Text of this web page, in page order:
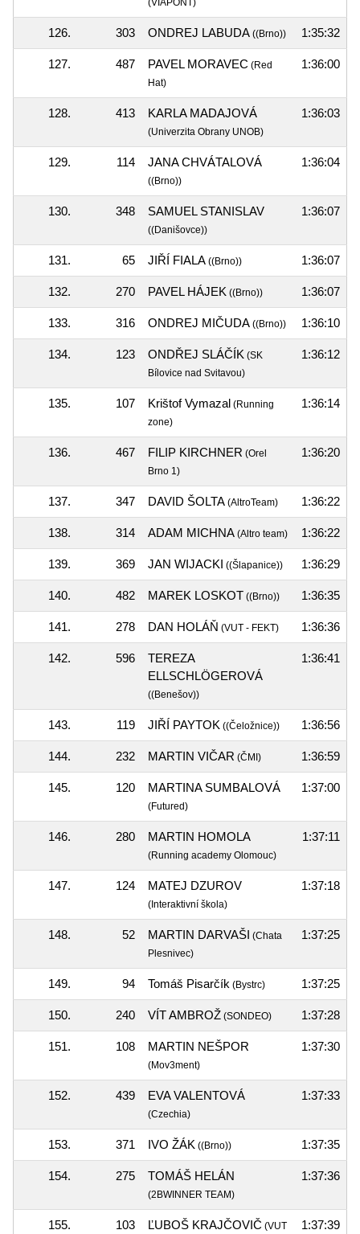
(VIAPONT)
126. 303 ONDREJ LABUDA ((Brno)) 1:35:32
127. 487 PAVEL MORAVEC (Red
Hat)
1:36:00
128. 413 KARLA MADAJOVÁ
(Univerzita Obrany UNOB)
1:36:03
129. 114 JANA CHVÁTALOVÁ
((Brno))
1:36:04
130. 348 SAMUEL STANISLAV
((Danišovce))
1:36:07
131. 65 JIŘÍ FIALA ((Brno)) 1:36:07
132. 270 PAVEL HÁJEK ((Brno)) 1:36:07
133. 316 ONDREJ MIČUDA ((Brno)) 1:36:10
134. 123 ONDŘEJ SLÁČÍK (SK
Bílovice nad Svitavou)
1:36:12
135. 107 Krištof Vymazal (Running
zone)
1:36:14
136. 467 FILIP KIRCHNER (Orel
Brno 1)
1:36:20
137. 347 DAVID ŠOLTA (AltroTeam) 1:36:22
138. 314 ADAM MICHNA (Altro team) 1:36:22
139. 369 JAN WIJACKI ((Šlapanice)) 1:36:29
140. 482 MAREK LOSKOT ((Brno)) 1:36:35
141. 278 DAN HOLÁŇ (VUT - FEKT) 1:36:36
142. 596
TEREZA
ELLSCHLÖGEROVÁ
((Benešov))
1:36:41
143. 119 JIŘÍ PAYTOK ((Čeložnice)) 1:36:56
144. 232 MARTIN VIČAR (ČMI) 1:36:59
145. 120 MARTINA SUMBALOVÁ
(Futured)
1:37:00
146. 280 MARTIN HOMOLA
(Running academy Olomouc)
1:37:11
147. 124 MATEJ DZUROV
(Interaktivní škola)
1:37:18
148. 52 MARTIN DARVAŠI (Chata
Plesnivec)
1:37:25
149. 94 Tomáš Pisarčík (Bystrc) 1:37:25
150. 240 VÍT AMBROŽ (SONDEO) 1:37:28
151. 108 MARTIN NEŠPOR
(Mov3ment)
1:37:30
152. 439 EVA VALENTOVÁ
(Czechia)
1:37:33
153. 371 IVO ŽÁK ((Brno)) 1:37:35
154. 275 TOMÁŠ HELÁN
(2BWINNER TEAM)
1:37:36
155. 103 ĽUBOŠ KRAJČOVIČ (VUT
1:37:39